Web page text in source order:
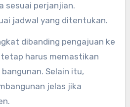
sesuai perjanjian.
jadwal yang ditentukan.
dibanding pengajuan ke
tetap harus memastikan
Selain itu,
jelas jika